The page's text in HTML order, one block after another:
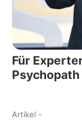
Für
Psychopath
Artikel -